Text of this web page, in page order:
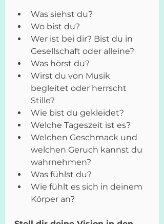
Was siehst du?
Wo bist du?
Wer ist bei dir? Bist du in
Gesellschaft oder alleine?
Was hörst du?
Wirst du von Musik
begleitet oder herrscht
Stille?
Wie bist du gekleidet?
Welche Tageszeit ist es?
Welchen Geschmack und
welchen Geruch kannst du
wahrnehmen?
Was fühlst du?
Wie fühlt es sich in deinem
Körper an?